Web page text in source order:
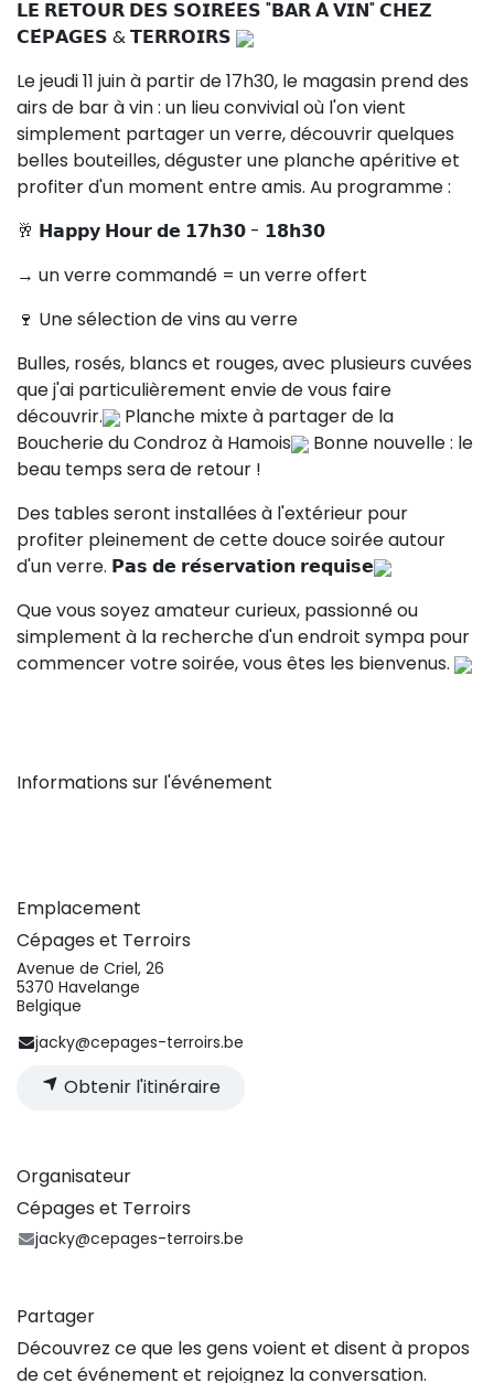
𝗟𝗘 𝗥𝗘𝗧𝗢𝗨𝗥 𝗗𝗘𝗦 𝗦𝗢𝗜𝗥𝗘́𝗘𝗦 "𝗕𝗔𝗥 𝗔̀ 𝗩𝗜𝗡" 𝗖𝗛𝗘𝗭
𝗖𝗘́𝗣𝗔𝗚𝗘𝗦 & 𝗧𝗘𝗥𝗥𝗢𝗜𝗥𝗦
Le jeudi 11 juin à partir de 17h30, le magasin prend des
airs de bar à vin : un lieu convivial où l'on vient
simplement partager un verre, découvrir quelques
belles bouteilles, déguster une planche apéritive et
profiter d'un moment entre amis. Au programme :
🥂 𝗛𝗮𝗽𝗽𝘆 𝗛𝗼𝘂𝗿 𝗱𝗲 𝟭𝟳𝗵𝟯𝟬 - 𝟭𝟴𝗵𝟯𝟬
→ un verre commandé = un verre offert
🍷 Une sélection de vins au verre
Bulles, rosés, blancs et rouges, avec plusieurs cuvées
que j'ai particulièrement envie de vous faire
découvrir.
Planche mixte à partager de la
Boucherie du Condroz à Hamois
Bonne nouvelle : le
beau temps sera de retour !
Des tables seront installées à l'extérieur pour
profiter pleinement de cette douce soirée autour
d'un verre. 𝗣𝗮𝘀 𝗱𝗲 𝗿𝗲́𝘀𝗲𝗿𝘃𝗮𝘁𝗶𝗼𝗻 𝗿𝗲𝗾𝘂𝗶𝘀𝗲
Que vous soyez amateur curieux, passionné ou
simplement à la recherche d'un endroit sympa pour
commencer votre soirée, vous êtes les bienvenus.
Informations sur l'événement
Emplacement
Cépages et Terroirs
Avenue de Criel, 26
5370 Havelange
Belgique
jacky@cepages-terroirs.be
Obtenir l'itinéraire
Organisateur
Cépages et Terroirs
jacky@cepages-terroirs.be
Partager
Découvrez ce que les gens voient et disent à propos
de cet événement et rejoignez la conversation.